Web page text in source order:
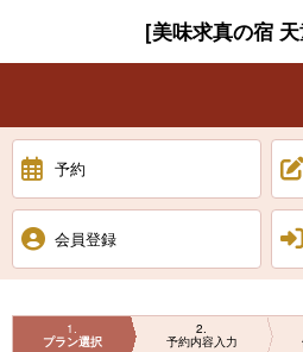
[美味求真の宿
予約
会員登録
1
プラン選択
2
予約内容入力